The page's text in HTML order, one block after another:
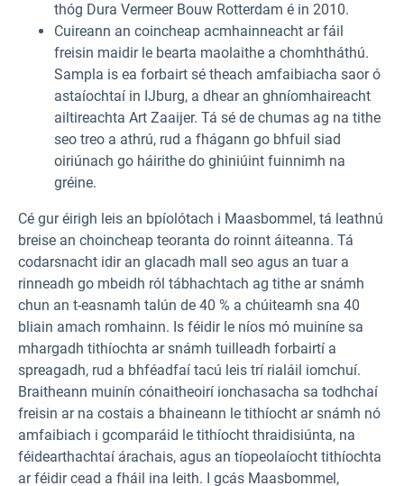
thóg Dura Vermeer Bouw Rotterdam é in 2010.
Cuireann an coincheap acmhainneacht ar fáil
freisin maidir le bearta maolaithe a chomhtháthú.
Sampla is ea forbairt sé theach amfaibiacha saor ó
astaíochtaí in IJburg, a dhear an ghníomhaireacht
ailtireachta Art Zaaijer. Tá sé de chumas ag na tithe
seo treo a athrú, rud a fhágann go bhfuil siad
oiriúnach go háirithe do ghiniúint fuinnimh na
gréine.
Cé gur éirigh leis an bpíolótach i Maasbommel, tá leathnú
breise an choincheap teoranta do roinnt áiteanna. Tá
codarsnacht idir an glacadh mall seo agus an tuar a
rinneadh go mbeidh ról tábhachtach ag tithe ar snámh
chun an t-easnamh talún de 40 % a chúiteamh sna 40
bliain amach romhainn. Is féidir le níos mó muiníne sa
mhargadh tithíochta ar snámh tuilleadh forbairtí a
spreagadh, rud a bhféadfaí tacú leis trí rialáil iomchuí.
Braitheann muinín cónaitheoirí ionchasacha sa todhchaí
freisin ar na costais a bhaineann le tithíocht ar snámh nó
amfaibiach i gcomparáid le tithíocht thraidisiúnta, na
féidearthachtaí árachais, agus an tíopeolaíocht tithíochta
ar féidir cead a fháil ina leith. I gcás Maasbommel,